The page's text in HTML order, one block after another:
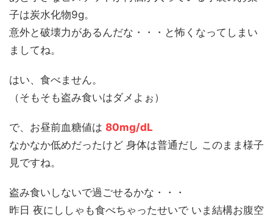
子は炭水化物9g。
意外と破壊力があるんだな・・・と怖くなってしまい
ましてね。
はい、食べません。
（そもそも盗み食いはダメよぉ）
で、お昼前血糖値は 80mg/dL
なかなか低めだったけど 身体は普通だし このまま様子
見ですね。
盗み食いしないで過ごせるかな・・・
昨日 夜にししゃも食べちゃったせいで いま結構お腹空